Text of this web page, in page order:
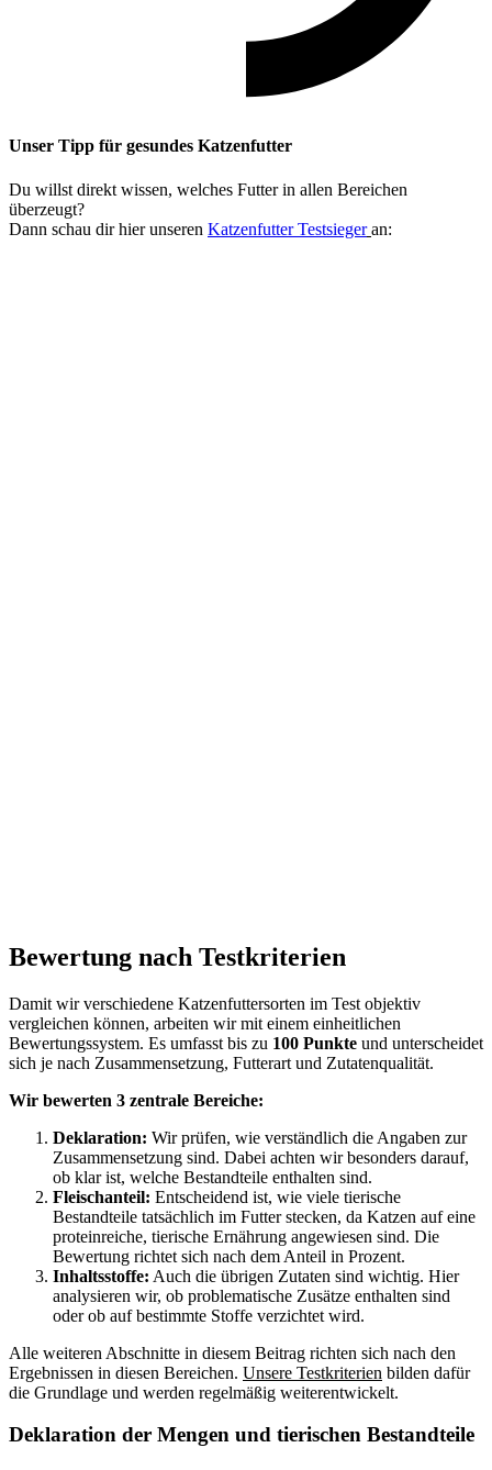
Unser Tipp für gesundes Katzenfutter
Du willst direkt wissen, welches Futter in allen Bereichen
überzeugt?
Dann schau dir hier unseren Katzenfutter Testsieger an:
Bewertung nach Testkriterien
Damit wir verschiedene Katzenfuttersorten im Test objektiv
vergleichen können, arbeiten wir mit einem einheitlichen
Bewertungssystem. Es umfasst bis zu 100 Punkte und unterscheidet
sich je nach Zusammensetzung, Futterart und Zutatenqualität.
Wir bewerten 3 zentrale Bereiche:
Deklaration: Wir prüfen, wie verständlich die Angaben zur
Zusammensetzung sind. Dabei achten wir besonders darauf,
ob klar ist, welche Bestandteile enthalten sind.
Fleischanteil: Entscheidend ist, wie viele tierische
Bestandteile tatsächlich im Futter stecken, da Katzen auf eine
proteinreiche, tierische Ernährung angewiesen sind. Die
Bewertung richtet sich nach dem Anteil in Prozent.
Inhaltsstoffe: Auch die übrigen Zutaten sind wichtig. Hier
analysieren wir, ob problematische Zusätze enthalten sind
oder ob auf bestimmte Stoffe verzichtet wird.
Alle weiteren Abschnitte in diesem Beitrag richten sich nach den
Ergebnissen in diesen Bereichen. Unsere Testkriterien bilden dafür
die Grundlage und werden regelmäßig weiterentwickelt.
Deklaration der Mengen und tierischen Bestandteile